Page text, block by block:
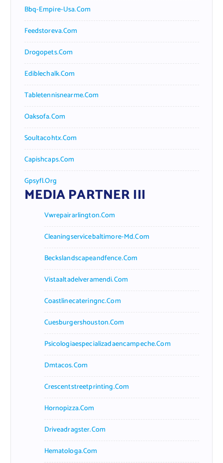
Bbq-Empire-Usa.com
Feedstoreva.com
Drogopets.com
Ediblechalk.com
Tabletennisnearme.com
Oaksofa.com
Soultacohtx.com
Capishcaps.com
Gpsyfl.org
MEDIA PARTNER III
Vwrepairarlington.com
Cleaningservicebaltimore-Md.com
Beckslandscapeandfence.com
Vistaaltadelveramendi.com
Coastlinecateringnc.com
Cuesburgershouston.com
Psicologiaespecializadaencampeche.com
Dmtacos.com
Crescentstreetprinting.com
Hornopizza.com
Driveadragster.com
Hematologa.com